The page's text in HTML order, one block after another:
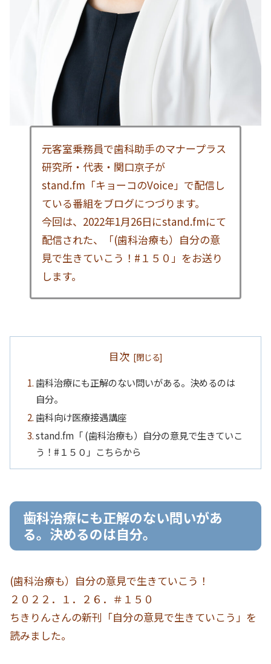
元客室乗務員で歯科助手のマナープラス
研究所・代表・関口京子が
stand.fm「キョーコのVoice」で配信し
ている番組をブログにつづります。
今回は、2022年1月26日にstand.fmにて
配信された、「(歯科治療も）自分の意
見で生きていこう！#１５０」をお送り
します。
目次
歯科治療にも正解のない問いがある。決めるのは
自分。
歯科向け医療接遇講座
stand.fm「 (歯科治療も）自分の意見で生きていこ
う！#１５０」こちらから
歯科治療にも正解のない問いがあ
る。決めるのは自分。
(歯科治療も）自分の意見で生きていこう！
２０２２．１．２６．＃１５０
ちきりんさんの新刊「自分の意見で生きていこう」を
読みました。